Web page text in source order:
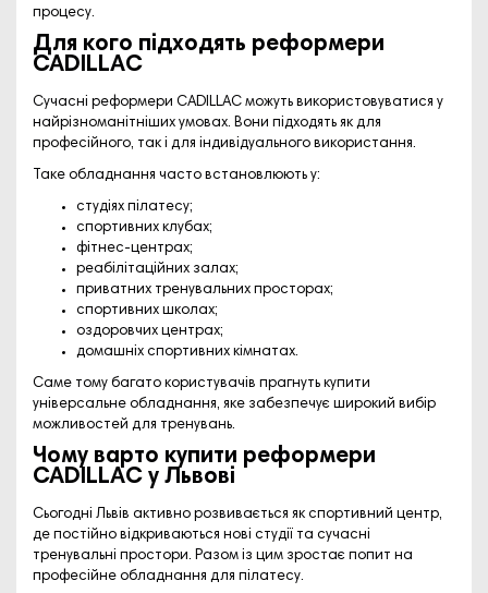
процесу.
Для кого підходять реформери
CADILLAC
Сучасні реформери CADILLAC можуть використовуватися у
найрізноманітніших умовах. Вони підходять як для
професійного, так і для індивідуального використання.
Таке обладнання часто встановлюють у:
студіях пілатесу;
спортивних клубах;
фітнес-центрах;
реабілітаційних залах;
приватних тренувальних просторах;
спортивних школах;
оздоровчих центрах;
домашніх спортивних кімнатах.
Саме тому багато користувачів прагнуть купити
універсальне обладнання, яке забезпечує широкий вибір
можливостей для тренувань.
Чому варто купити реформери
CADILLAC у Львові
Сьогодні Львів активно розвивається як спортивний центр,
де постійно відкриваються нові студії та сучасні
тренувальні простори. Разом із цим зростає попит на
професійне обладнання для пілатесу.